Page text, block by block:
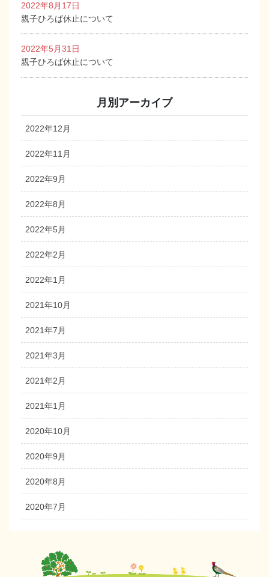
2022年8月17日
親子ひろば休止について
2022年5月31日
親子ひろば休止について
月別アーカイブ
2022年12月
2022年11月
2022年9月
2022年8月
2022年5月
2022年2月
2022年1月
2021年10月
2021年7月
2021年3月
2021年2月
2021年1月
2020年10月
2020年9月
2020年8月
2020年7月